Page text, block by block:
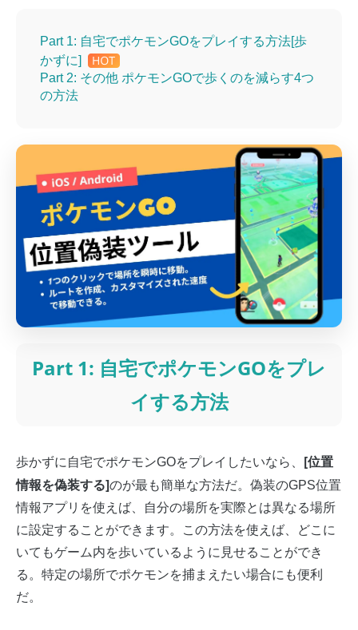
Part 1: 自宅でポケモンGOをプレイする方法[歩
かずに]
Part 2: その他 ポケモンGOで歩くのを減らす4つ
の方法
Part 1: 自宅でポケモンGOをプレ
イする方法
歩かずに自宅でポケモンGOをプレイしたいなら、 [位置
情報を偽装する]のが最も簡単な方法だ。偽装のGPS位置
情報アプリを使えば、自分の場所を実際とは異なる場所
に設定することができます。この方法を使えば、どこに
いてもゲーム内を歩いているように見せることができ
る。特定の場所でポケモンを捕まえたい場合にも便利
だ。